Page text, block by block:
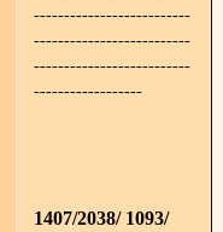
--------------------------
--------------------------
--------------------------
------------------
1407/2038/ 1093/